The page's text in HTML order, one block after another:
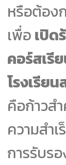
หรือต้อง
เพื่อ เปิด
คอร์สเรี
โรงเรีย
คือก้าวส
ความสำ
การรับร